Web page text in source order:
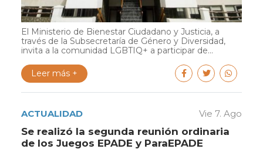
El Ministerio de Bienestar Ciudadano y Justicia, a
través de la Subsecretaría de Género y Diversidad,
invita a la comunidad LGBTIQ+ a participar de...
Leer más +
ACTUALIDAD Vie 7. Ago
Se realizó la segunda reunión ordinaria
de los Juegos EPADE y ParaEPADE